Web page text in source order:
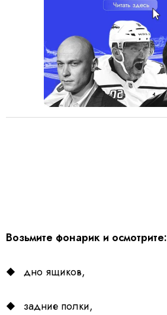
Возьмите фонарик и осмотрите:
дно ящиков,
задние полки,